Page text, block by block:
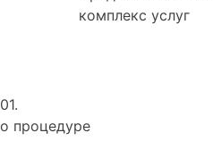
комплекс услуг
01.
о процедуре